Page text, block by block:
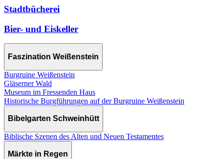
Stadtbücherei
Bier- und Eiskeller
Faszination Weißenstein
Burgruine Weißenstein
Gläserner Wald
Museum im Fressenden Haus
Historische Burgführungen auf der Burgruine Weißenstein
Bibelgarten Schweinhütt
Biblische Szenen des Alten und Neuen Testamentes
Märkte in Regen